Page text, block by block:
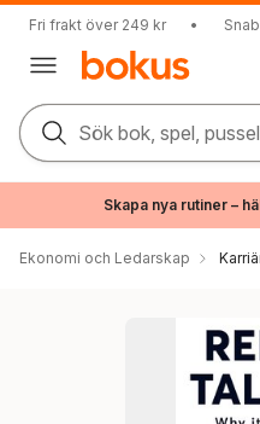
Fri frakt över 249 kr •
Sök bok, spel,
Skapa nya rutiner –
Ekonomi och Ledarskap